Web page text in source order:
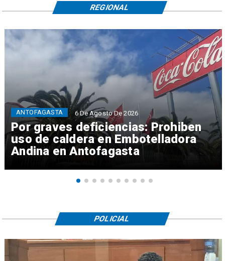
Por graves deficiencias: Prohiben
uso de caldera en Embotelladora
Andina en Antofagasta
ANTOFAGASTA 6 De Agosto De 2026
REGIONAL
POLICIAL